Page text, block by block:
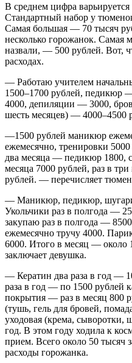
В среднем цифра
Стандартный набор у
Самая большая — 70 тысяч
несколько горожанок. Самая
назвали, — 500 рублей. Вот,
расходах.
— Работаю учителем
1500–1700 рублей, педикюр
4000, депиляции — 3000,
шесть месяцев) —
—1500 рублей маникюр
ежемесячно, тренировки
два месяца — педикюр 1800,
месяца 7000 рублей, раз в
рублей. — перечисляет
— Маникюр, педикюр,
Укольчики раз в полгода —
закупаю раз в полгода —
ежемесячно тручу 4000.
6000. Итого в месяц — около
заключает девушка.
— Кератин два раза в год —
раза в год — по 1500 рублей
покрытия — раз в месяц 800
(тушь, гель для бровей,
уходовая (крема,
год. В этом году ходила к
прием. Всего около 50 тысяч
расходы горожанка.